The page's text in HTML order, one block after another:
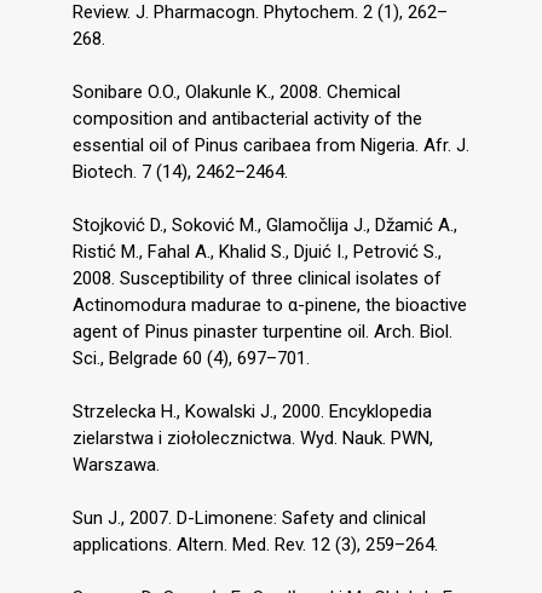
Review. J. Pharmacogn. Phytochem. 2 (1), 262–
268.
Sonibare O.O., Olakunle K., 2008. Chemical
composition and antibacterial activity of the
essential oil of Pinus caribaea from Nigeria. Afr. J.
Biotech. 7 (14), 2462–2464.
Stojković D., Soković M., Glamočlija J., Džamić A.,
Ristić M., Fahal A., Khalid S., Djuić I., Petrović S.,
2008. Susceptibility of three clinical isolates of
Actinomodura madurae to α-pinene, the bioactive
agent of Pinus pinaster turpentine oil. Arch. Biol.
Sci., Belgrade 60 (4), 697–701.
Strzelecka H., Kowalski J., 2000. Encyklopedia
zielarstwa i ziołolecznictwa. Wyd. Nauk. PWN,
Warszawa.
Sun J., 2007. D-Limonene: Safety and clinical
applications. Altern. Med. Rev. 12 (3), 259–264.